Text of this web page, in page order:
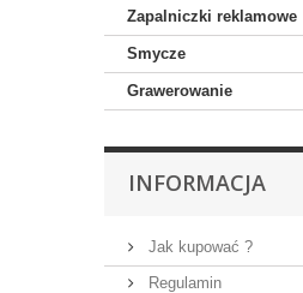
Zapalniczki reklamowe
Smycze
Grawerowanie
INFORMACJA
Jak kupować ?
Regulamin